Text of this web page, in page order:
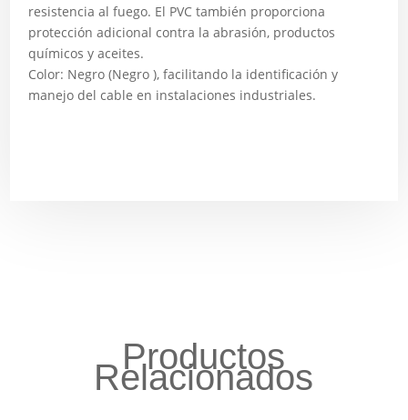
resistencia al fuego. El PVC también proporciona
protección adicional contra la abrasión, productos
químicos y aceites.
Color: Negro (Negro ), facilitando la identificación y
manejo del cable en instalaciones industriales.
Productos
Relacionados